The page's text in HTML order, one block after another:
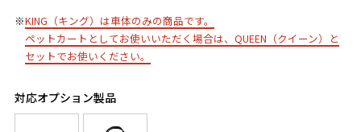
※KING（キング）は車体のみの商品です。
ペットカートとしてお使いいただく場合は、QUEEN（クイーン）と
セットでお使いください。
対応オプション製品